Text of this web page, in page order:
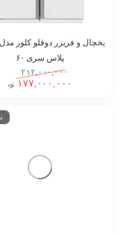
یخچال و فریزر دوقلو کلور
پلاس سری ۶۰
۲۱۲,۰۰۰,۰۰۰
۱۷۷,۰۰۰,۰۰۰ تومان